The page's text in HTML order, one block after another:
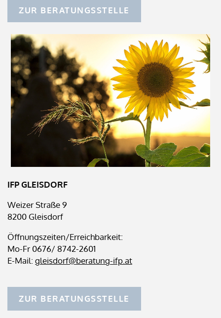
ZUR BERATUNGSSTELLE
IFP GLEISDORF
Weizer Straße 9
8200 Gleisdorf
Öffnungszeiten/Erreichbarkeit:
Mo-Fr 0676/ 8742-2601
E-Mail: gleisdorf@beratung-ifp.at
ZUR BERATUNGSSTELLE